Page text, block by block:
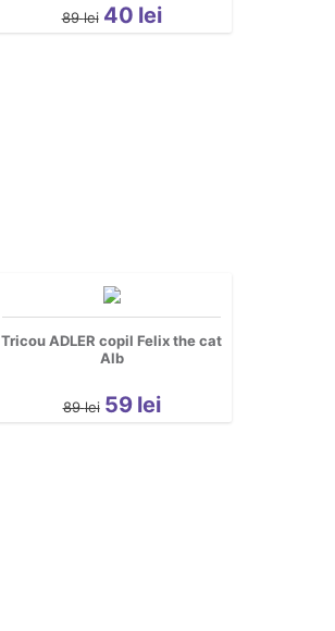
89 lei 40 lei
Tricou ADLER copil Felix the cat
Alb
89 lei 59 lei